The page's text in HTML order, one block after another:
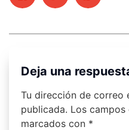
Deja una
Tu dirección de correo
publicada. Los
marcados con *